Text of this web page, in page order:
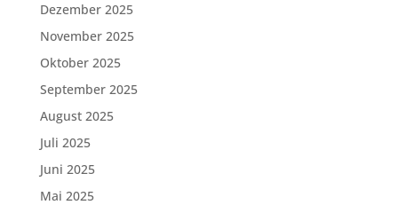
Dezember 2025
November 2025
Oktober 2025
September 2025
August 2025
Juli 2025
Juni 2025
Mai 2025